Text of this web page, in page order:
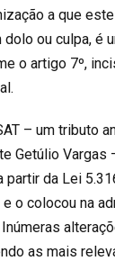
a que
dolo ou culpa, é
o artigo 7º,
– um tributo
Getúlio Vargas
partir da Lei
o colocou na
as mais